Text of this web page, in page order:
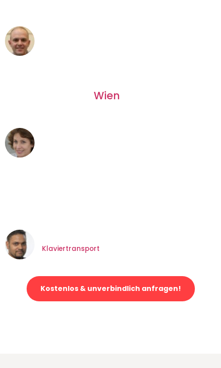
Wien
Klaviertransport
Kostenlos & unverbindlich anfragen!